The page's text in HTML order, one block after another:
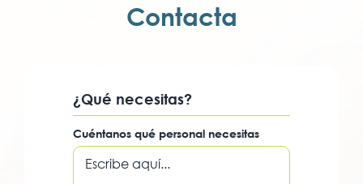
Contacta
¿Qué necesitas?
Cuéntanos qué personal necesitas